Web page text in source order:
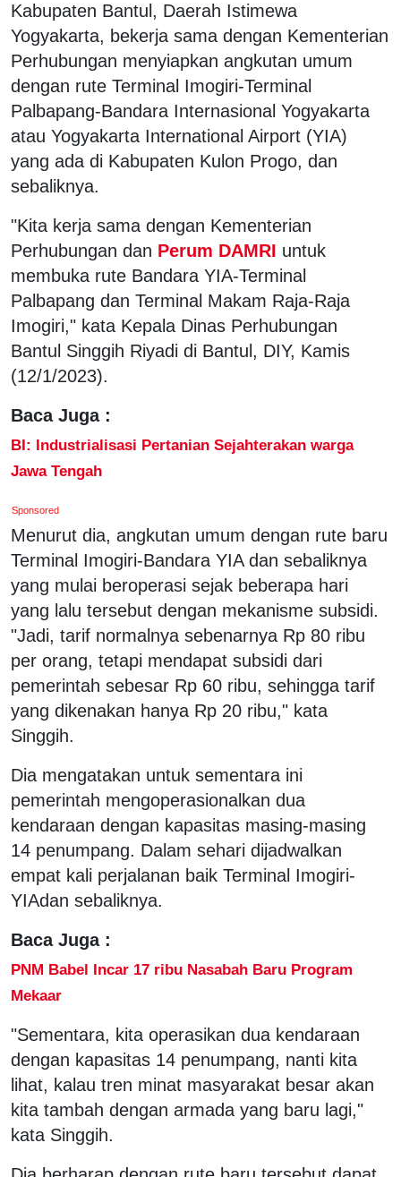
Kabupaten Bantul, Daerah Istimewa
Yogyakarta, bekerja sama dengan Kementerian
Perhubungan menyiapkan angkutan umum
dengan rute Terminal Imogiri-Terminal
Palbapang-Bandara Internasional Yogyakarta
atau Yogyakarta International Airport (YIA)
yang ada di Kabupaten Kulon Progo, dan
sebaliknya.
"Kita kerja sama dengan Kementerian
Perhubungan dan Perum DAMRI untuk
membuka rute Bandara YIA-Terminal
Palbapang dan Terminal Makam Raja-Raja
Imogiri," kata Kepala Dinas Perhubungan
Bantul Singgih Riyadi di Bantul, DIY, Kamis
(12/1/2023).
Baca Juga :
BI: Industrialisasi Pertanian Sejahterakan warga
Jawa Tengah
Sponsored
Menurut dia, angkutan umum dengan rute baru
Terminal Imogiri-Bandara YIA dan sebaliknya
yang mulai beroperasi sejak beberapa hari
yang lalu tersebut dengan mekanisme subsidi.
"Jadi, tarif normalnya sebenarnya Rp 80 ribu
per orang, tetapi mendapat subsidi dari
pemerintah sebesar Rp 60 ribu, sehingga tarif
yang dikenakan hanya Rp 20 ribu," kata
Singgih.
Dia mengatakan untuk sementara ini
pemerintah mengoperasionalkan dua
kendaraan dengan kapasitas masing-masing
14 penumpang. Dalam sehari dijadwalkan
empat kali perjalanan baik Terminal Imogiri-
YIAdan sebaliknya.
Baca Juga :
PNM Babel Incar 17 ribu Nasabah Baru Program
Mekaar
"Sementara, kita operasikan dua kendaraan
dengan kapasitas 14 penumpang, nanti kita
lihat, kalau tren minat masyarakat besar akan
kita tambah dengan armada yang baru lagi,"
kata Singgih.